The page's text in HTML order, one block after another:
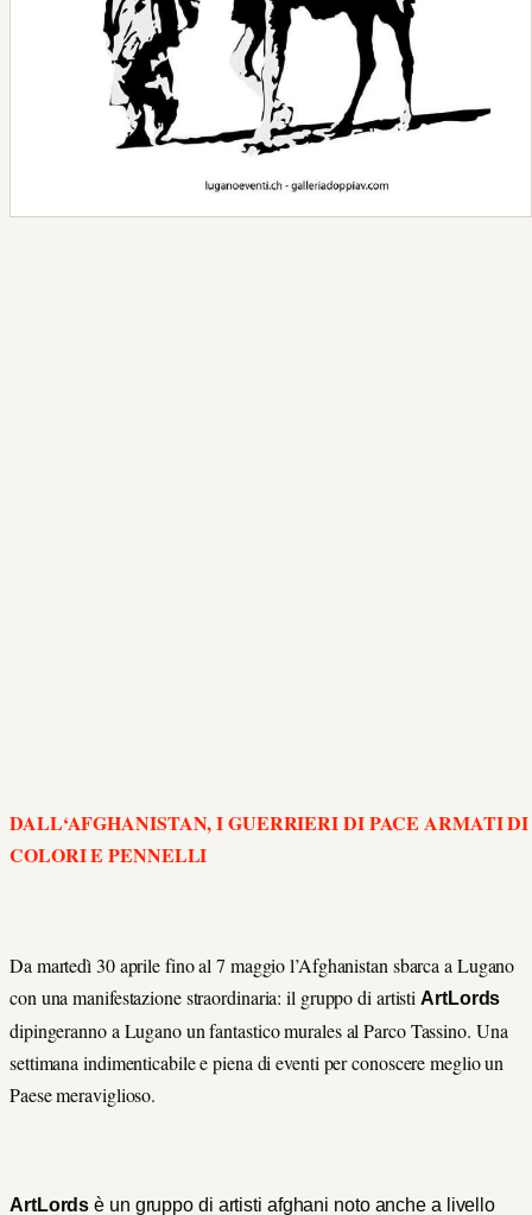
DALL‘AFGHANISTAN, I GUERRIERI DI PACE ARMATI DI
COLORI E PENNELLI
Da martedì 30 aprile fino al 7 maggio l’Afghanistan sbarca a Lugano
con una manifestazione straordinaria: il gruppo di artistiArtLords
dipingeranno a Lugano un fantastico murales al Parco Tassino. Una
settimana indimenticabile e piena di eventi per conoscere meglio un
Paese meraviglioso.
ArtLords è un gruppo di artisti afghani noto anche a livello